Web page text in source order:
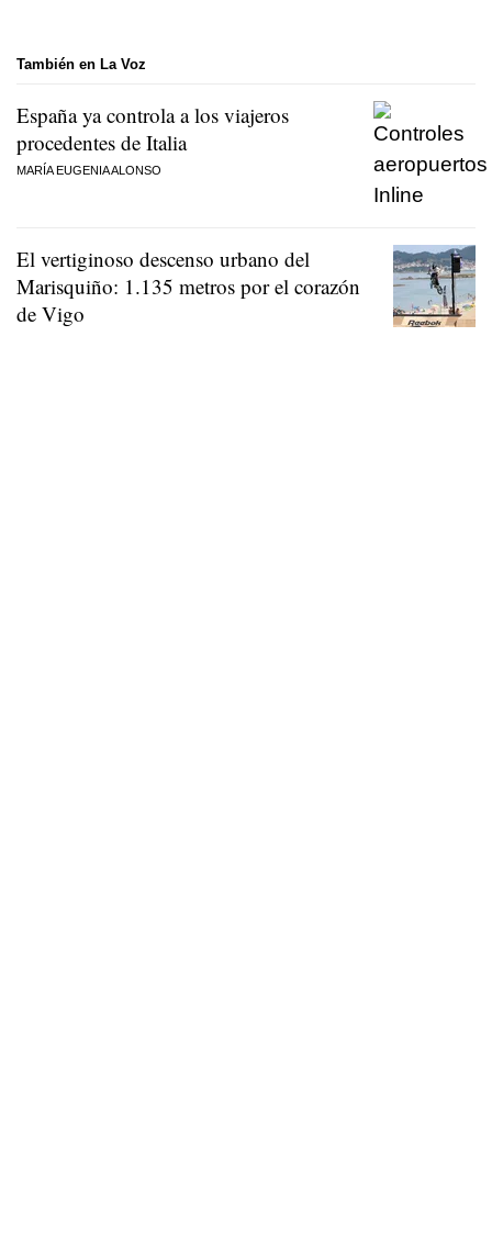
También en La Voz
España ya controla a los viajeros
procedentes de Italia
MARÍA EUGENIA ALONSO
El vertiginoso descenso urbano del
Marisquiño: 1.135 metros por el corazón
de Vigo